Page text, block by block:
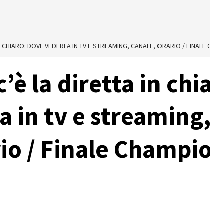
DOVE VEDERLA IN TV E STREAMING, CANALE, ORARIO / FINALE
la diretta in
in tv e streaming,
/ Finale